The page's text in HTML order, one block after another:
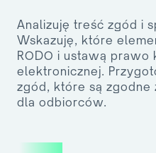
Analizuję treść zgód i
Wskazuję, które
RODO i ustawą prawo
elektronicznej.
zgód, które są zgodne
dla odbiorców.